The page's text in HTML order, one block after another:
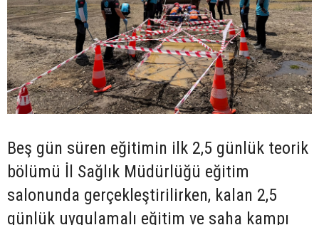
Beş gün süren eğitimin ilk 2,5 günlük teorik
bölümü İl Sağlık Müdürlüğü eğitim
salonunda gerçekleştirilirken, kalan 2,5
günlük uygulamalı eğitim ve saha kampı